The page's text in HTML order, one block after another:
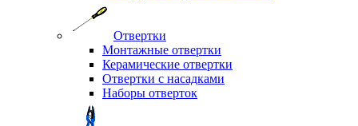
Отвертки
Монтажные отвертки
Керамические отвертки
Отвертки с насадками
Наборы отверток